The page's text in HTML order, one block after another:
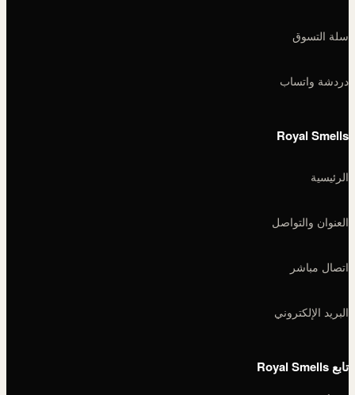
سلة التسوق
دردشة واتساب
Royal Smells
الرئيسية
العنوان والتواصل
اتصال مباشر
البريد الإلكتروني
تابع Royal Smells